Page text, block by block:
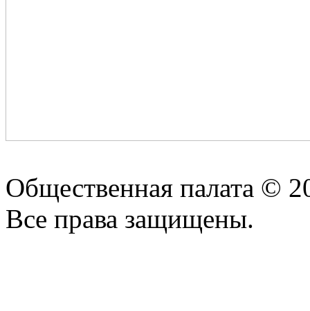
Общественная палата ©
Все права защищены.